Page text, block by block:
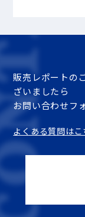
販売レポートの
ざいましたら
お問い合わせフ
よくある質問はこ